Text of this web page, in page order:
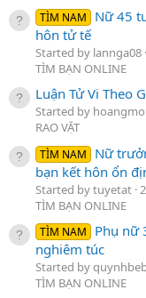
TÌM NAM
Nữ 45
hôn tử tế
Started by lannga08
TÌM BẠN ONLINE
Luận Tử Vi Theo
Started by
RAO VẶT
TÌM NAM
Nữ
bạn kết hôn ổn
Started by tuyetat
TÌM BẠN ONLINE
TÌM NAM
Phụ nữ
nghiêm túc
Started by
TÌM BẠN ONLINE